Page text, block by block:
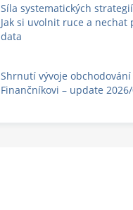
Síla systematických
Jak si uvolnit ruce a nechat
data
Shrnutí vývoje obchodování
Finančníkovi – update